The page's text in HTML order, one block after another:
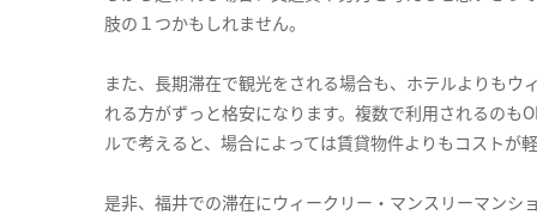
肢の１つかもしれません。
また、長期滞在で観光をされる場合も、ホテルよりもウ
れる方がずっと格安になります。複数で利用されるのも
ルで考えると、場合によっては賃貸物件よりもコストが
是非、福井での滞在にウィークリー・マンスリーマンシ